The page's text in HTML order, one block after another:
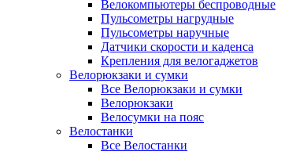
Велокомпьютеры беспроводные
Пульсометры нагрудные
Пульсометры наручные
Датчики скорости и каденса
Крепления для велогаджетов
Велорюкзаки и сумки
Все Велорюкзаки и сумки
Велорюкзаки
Велосумки на пояс
Велостанки
Все Велостанки